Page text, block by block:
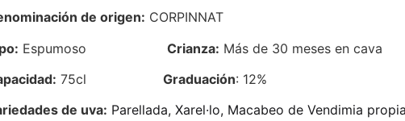
de origen: CORPINNAT
Espumoso Crianza: Más de 30 meses en cava
75cl Graduación: 12%
de uva: Parellada, Xarel·lo, Macabeo de Vendimia propia